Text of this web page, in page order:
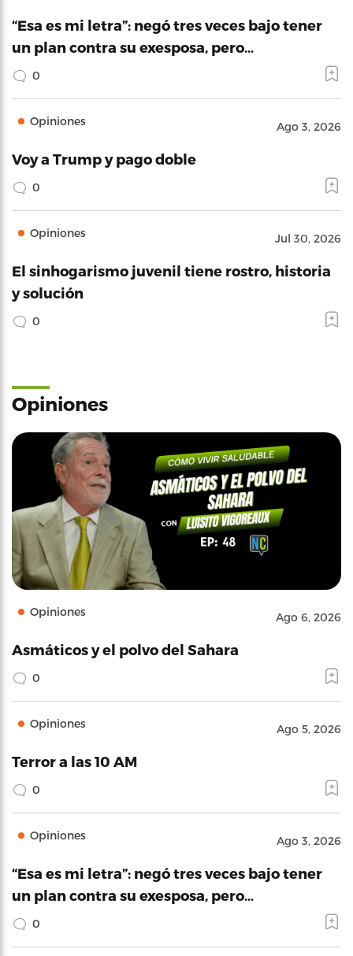
“Esa es mi letra”: negó tres veces bajo tener
un plan contra su exesposa, pero…
0
Opiniones Ago 3, 2026
Voy a Trump y pago doble
0
Opiniones Jul 30, 2026
El sinhogarismo juvenil tiene rostro, historia
y solución
0
Opiniones
Opiniones Ago 6, 2026
Asmáticos y el polvo del Sahara
0
Opiniones Ago 5, 2026
Terror a las 10 AM
0
Opiniones Ago 3, 2026
“Esa es mi letra”: negó tres veces bajo tener
un plan contra su exesposa, pero…
0